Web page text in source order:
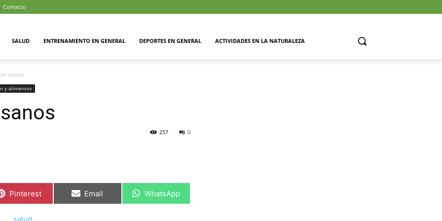
Contacto
SALUD ENTRENAMIENTO EN GENERAL DEPORTES EN GENERAL ACTIVIDADES EN LA NATURALEZA
sanos
y alimentos
0
257
Compartir
Pinterest Compartir
Email Compartir
WhatsApp